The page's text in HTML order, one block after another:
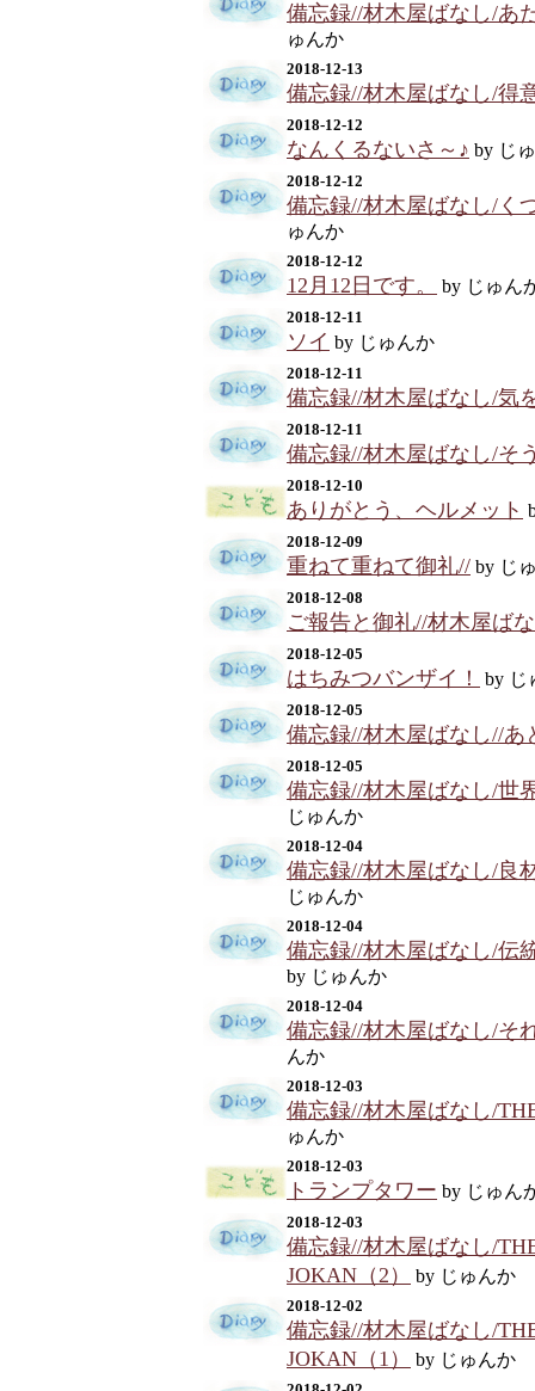
備忘録//材木屋ばなし/あ
ゅんか
2018-12-13
備忘録//材木屋ばなし/得
2018-12-12
なんくるないさ～♪ by じ
2018-12-12
備忘録//材木屋ばなし/く
ゅんか
2018-12-12
12月12日です。 by じゅん
2018-12-11
ソイ by じゅんか
2018-12-11
備忘録//材木屋ばなし/気
2018-12-11
備忘録//材木屋ばなし/そ
2018-12-10
ありがとう、ヘルメット
2018-12-09
重ねて重ねて御礼// by じ
2018-12-08
ご報告と御礼//材木屋ば
2018-12-05
はちみつバンザイ！ by じ
2018-12-05
備忘録//材木屋ばなし//あ
2018-12-05
備忘録//材木屋ばなし/世
じゅんか
2018-12-04
備忘録//材木屋ばなし/良
じゅんか
2018-12-04
備忘録//材木屋ばなし/伝
by じゅんか
2018-12-04
備忘録//材木屋ばなし/そ
んか
2018-12-03
備忘録//材木屋ばなし/
ゅんか
2018-12-03
トランプタワー by じゅん
2018-12-03
備忘録//材木屋ばなし/
JOKAN（2）
by じゅんか
2018-12-02
備忘録//材木屋ばなし/
JOKAN（1）
by じゅんか